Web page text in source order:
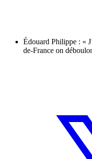
Édouard Philippe : «
de-France on